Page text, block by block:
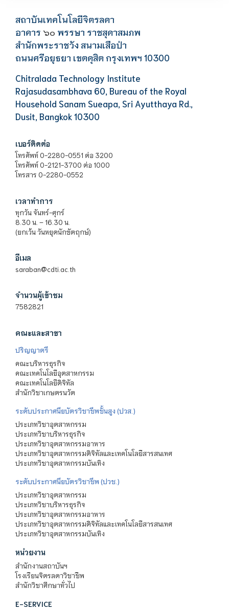
สถาบันเทคโนโลยีจิตรลดา
อาคาร ๖๐ พรรษา ราชสุดาสมภพ
สำนักพระราชวัง สนามเสือป่า
ถนนศรีอยุธยา เขตดุสิต กรุงเทพฯ 10300
Chitralada Technology Institute
Rajasudasambhava 60, Bureau of the Royal
Household Sanam Sueapa, Sri Ayutthaya Rd.,
Dusit, Bangkok 10300
เบอร์ติดต่อ
โทรศัพท์ 0-2280-0551 ต่อ 3200
โทรศัพท์ 0-2121-3700 ต่อ 1000
โทรสาร 0-2280-0552
เวลาทำการ
ทุกวัน จันทร์-ศุกร์
8.30 น. – 16.30 น.
(ยกเว้น วันหยุดนักขัตฤกษ์)
อีเมล
saraban@cdti.ac.th
จำนวนผู้เข้าชม
7582821
คณะและสาขา
ปริญญาตรี
คณะบริหารธุรกิจ
คณะเทคโนโลยีอุตสาหกรรม
คณะเทคโนโลยีดิจิทัล
สำนักวิชาเกษตรนวัต
ระดับประกาศนียบัตรวิชาชีพชั้นสูง (ปวส.)
ประเภทวิชาอุตสาหกรรม
ประเภทวิชาบริหารธุรกิจ
ประเภทวิชาอุตสาหกรรมอาหาร
ประเภทวิชาอุตสาหกรรมดิจิทัลและเทคโนโลยีสารสนเทศ
ประเภทวิชาอุตสาหกรรมบันเทิง
ระดับประกาศนียบัตรวิชาชีพ (ปวช.)
ประเภทวิชาอุตสาหกรรม
ประเภทวิชาบริหารธุรกิจ
ประเภทวิชาอุตสาหกรรมอาหาร
ประเภทวิชาอุตสาหกรรมดิจิทัลและเทคโนโลยีสารสนเทศ
ประเภทวิชาอุตสาหกรรมบันเทิง
หน่วยงาน
สำนักงานสถาบันฯ
โรงเรียนจิตรลดาวิชาชีพ
สำนักวิชาศึกษาทั่วไป
E-SERVICE